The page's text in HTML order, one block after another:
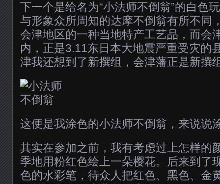
下一个是给名为“小法师不倒翁”的白色
与形象众所周知的达摩不倒翁有所不同
会津地区的一种当地特产工艺品，而会
内，正是3.11东日本大地震严重受灾的
津我还想到了新撰组，会津藩正是新撰
这便是我涂色的小法师不倒翁，来说说
其实在参加之前，我有考虑过上怎样的
季地用粉红色绘上一朵樱花。后来到了
色的水彩笔，待众人把红色、黑色、金